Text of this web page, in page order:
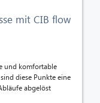
mit CIB flow
und komfortable
diese Punkte eine
abgelöst